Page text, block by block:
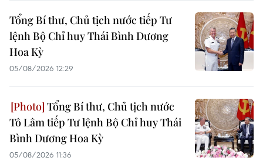
Tổng Bí thư, Chủ tịch nước tiếp Tư
lệnh Bộ Chỉ huy Thái Bình Dương
Hoa Kỳ
05/08/2026 12:29
Tổng Bí thư, Chủ tịch nước
Tô Lâm tiếp Tư lệnh Bộ Chỉ huy Thái
Bình Dương Hoa Kỳ
05/08/2026 11:36